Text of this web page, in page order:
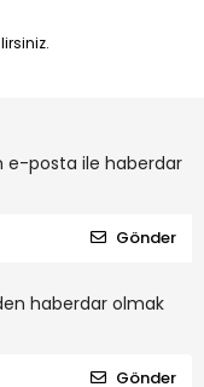
e-posta ile haberdar
Gönder
haberdar olmak
Gönder